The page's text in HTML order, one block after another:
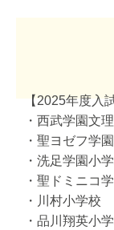
【2025年度入
・西武学園文
・聖ヨゼフ学
・洗足学園小
・聖ドミニコ
・川村小学校
・品川翔英小